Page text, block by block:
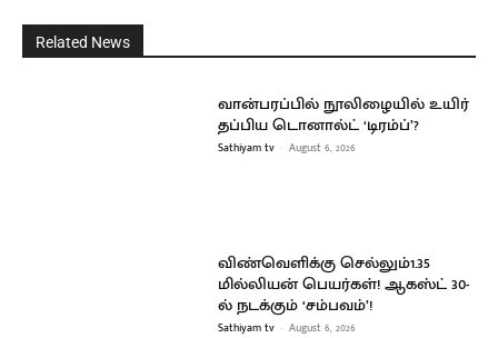
Related News
வான்பரப்பில் நூலிழையில் உயிர்
தப்பிய டொனால்ட் ‘டிரம்ப்’?
Sathiyam tv - August 6, 2026
விண்வெளிக்கு செல்லும்1.35
மில்லியன் பெயர்கள்! ஆகஸ்ட் 30-
ல் நடக்கும் ‘சம்பவம்’!
Sathiyam tv - August 6, 2026